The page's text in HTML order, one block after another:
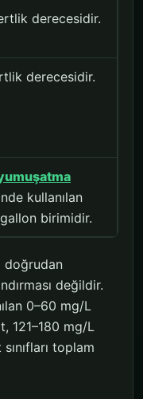
derecesidir.
derecesidir.
kullanılan
birimidir.
doğrudan
değildir.
0–60 mg/L
121–180 mg/L
toplam